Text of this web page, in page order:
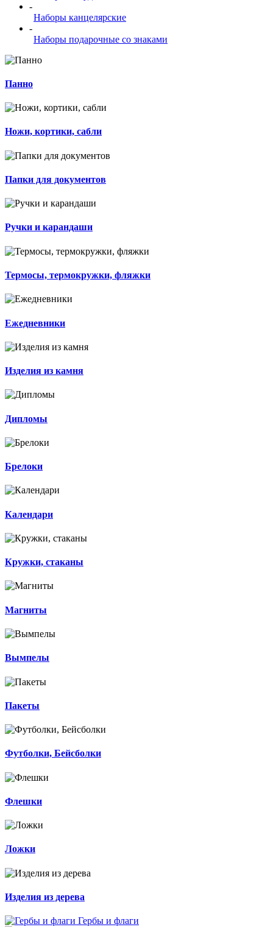
-
Наборы канцелярские
-
Наборы подарочные со знаками
Панно
Ножи, кортики, сабли
Папки для документов
Ручки и карандаши
Термосы, термокружки, фляжки
Ежедневники
Изделия из камня
Дипломы
Брелоки
Календари
Кружки, стаканы
Магниты
Вымпелы
Пакеты
Футболки, Бейсболки
Флешки
Ложки
Изделия из дерева
Гербы и флаги